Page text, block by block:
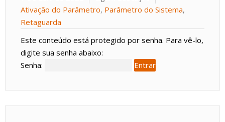
Ativação do Parâmetro, Parâmetro do Sistema,
Retaguarda
Este conteúdo está protegido por senha. Para vê-lo,
digite sua senha abaixo:
Senha: